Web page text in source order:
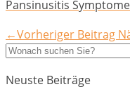
Pansinusitis
←Vorheriger Beitrag
Neuste Beiträge